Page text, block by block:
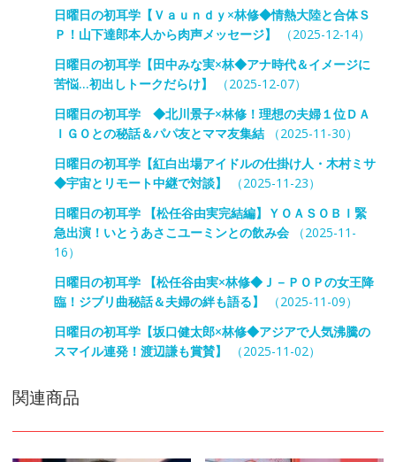
日曜日の初耳学【Ｖａｕｎｄｙ×林修◆情熱大陸と合体Ｓ
Ｐ！山下達郎本人から肉声メッセージ】
（2025-12-14）
日曜日の初耳学【田中みな実×林◆アナ時代＆イメージに
苦悩…初出しトークだらけ】
（2025-12-07）
日曜日の初耳学 ◆北川景子×林修！理想の夫婦１位ＤＡ
ＩＧＯとの秘話＆パパ友とママ友集結（2025-11-30）
日曜日の初耳学【紅白出場アイドルの仕掛け人・木村ミサ
◆宇宙とリモート中継で対談】
（2025-11-23）
日曜日の初耳学 【松任谷由実完結編】ＹＯＡＳＯＢＩ緊
急出演！いとうあさこユーミンとの飲み会（2025-11-
16）
日曜日の初耳学 【松任谷由実×林修◆Ｊ－ＰＯＰの女王降
臨！ジブリ曲秘話＆夫婦の絆も語る】
（2025-11-09）
日曜日の初耳学【坂口健太郎×林修◆アジアで人気沸騰の
スマイル連発！渡辺謙も賞賛】
（2025-11-02）
関連商品